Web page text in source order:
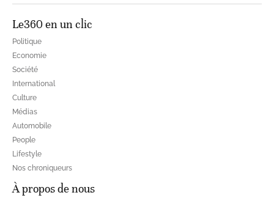
Le360 en un clic
Politique
Economie
Société
International
Culture
Médias
Automobile
People
Lifestyle
Nos chroniqueurs
À propos de nous